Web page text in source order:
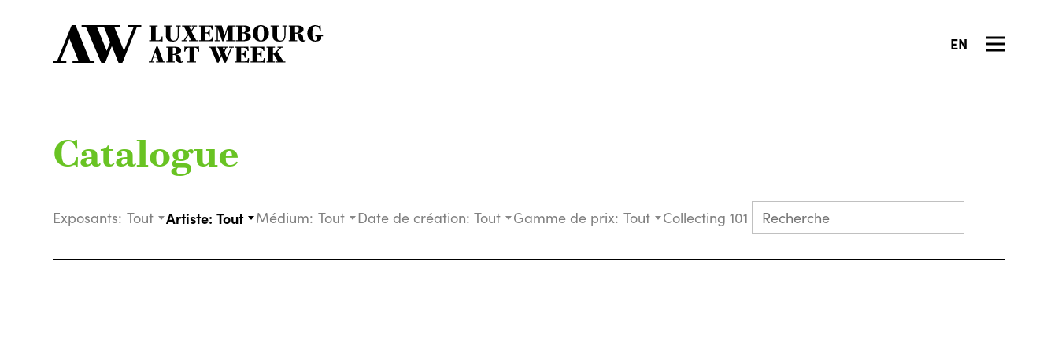
EN
Catalogue
Exposants: Tout Artiste: Tout Médium: Tout Date de création: Tout Gamme de prix: Tout Collecting 101